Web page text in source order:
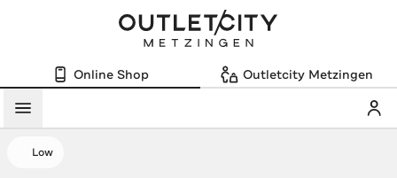
Online Shop Outletcity Metzingen
Menü
Low